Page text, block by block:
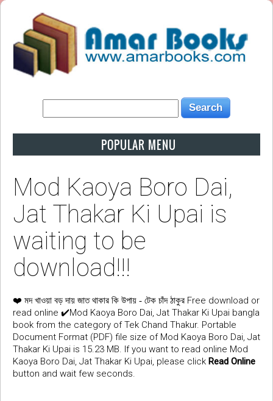
POPULAR MENU
Mod Kaoya Boro Dai,
Jat Thakar Ki Upai is
waiting to be
download!!!
❤️ মদ খাওয়া বড় দায় জাত থাকার কি উপায় - টেক চাঁদ ঠাকুর Free download or
read online ✔️Mod Kaoya Boro Dai, Jat Thakar Ki Upai bangla
book from the category of Tek Chand Thakur. Portable
Document Format (PDF) file size of Mod Kaoya Boro Dai, Jat
Thakar Ki Upai is 15.23 MB. If you want to read online Mod
Kaoya Boro Dai, Jat Thakar Ki Upai, please click Read Online
button and wait few seconds.